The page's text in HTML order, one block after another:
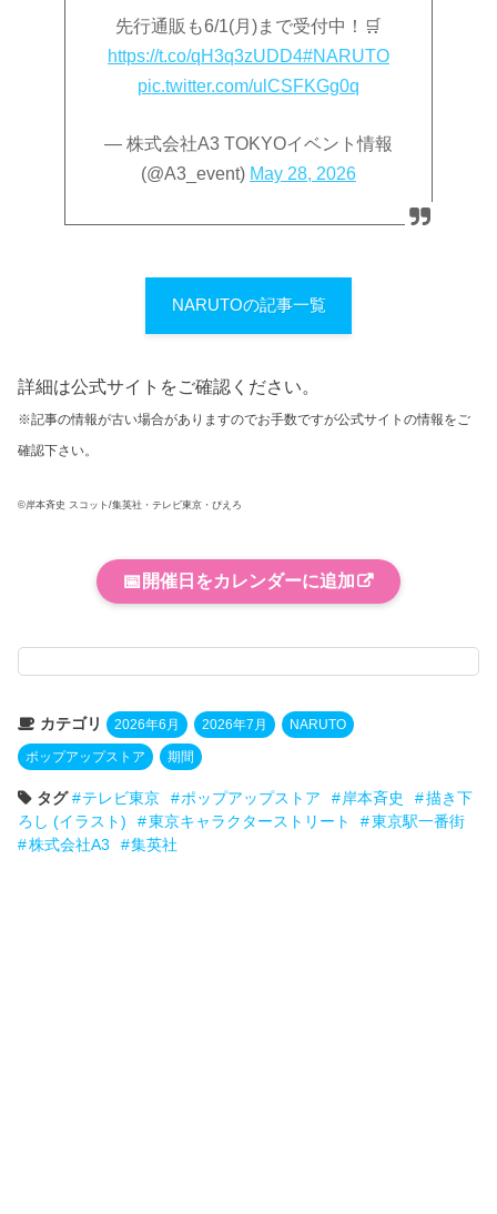
先行通販も6/1(月)まで受付中！🛒
https://t.co/qH3q3zUDD4#NARUTO
pic.twitter.com/ulCSFKGg0q
— 株式会社A3 TOKYOイベント情報
(@A3_event) May 28, 2026
NARUTOの記事一覧
詳細は公式サイトをご確認ください。
※記事の情報が古い場合がありますのでお手数ですが公式サイトの情報をご
確認下さい。
©岸本斉史 スコット/集英社・テレビ東京・ぴえろ
📅 開催日をカレンダーに追加
カテゴリ 2026年6月 2026年7月 NARUTO
ポップアップストア 期間
タグ テレビ東京 ポップアップストア 岸本斉史
描き下
ろし (イラスト)
東京キャラクターストリート
東京駅一番街
株式会社A3
集英社